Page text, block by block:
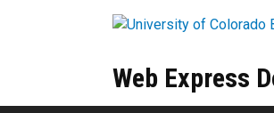
Web Express